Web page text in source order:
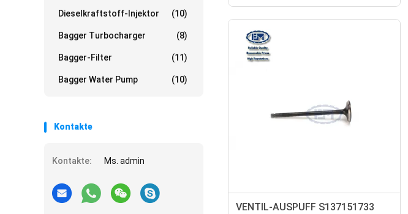
Dieselkraftstoff-Injektor (10)
Bagger Turbocharger (8)
Bagger-Filter (11)
Bagger Water Pump (10)
Kontakte
Kontakte: Ms. admin
VENTIL-AUSPUFF S137151733